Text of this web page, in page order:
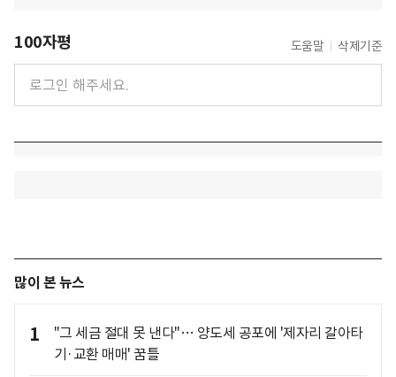
100자평 도움말 삭제기준
많이 본 뉴스
1
"그 세금 절대 못 낸다"… 양도세 공포에 '제자리 갈아타
기·교환 매매' 꿈틀